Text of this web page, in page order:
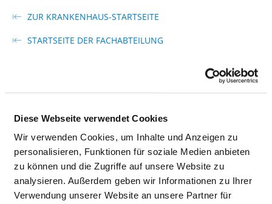
Diese Webseite verwendet Cookies
Wir verwenden Cookies, um Inhalte und Anzeigen zu
personalisieren, Funktionen für soziale Medien anbieten
zu können und die Zugriffe auf unsere Website zu
analysieren. Außerdem geben wir Informationen zu Ihrer
Verwendung unserer Website an unsere Partner für
ZUR KRANKENHAUS-STARTSEITE
STARTSEITE DER FACHABTEILUNG
Ärzte & Ärztinnen
AUSGEWÄHLTES THERAPEUTISCHES
PERSONAL